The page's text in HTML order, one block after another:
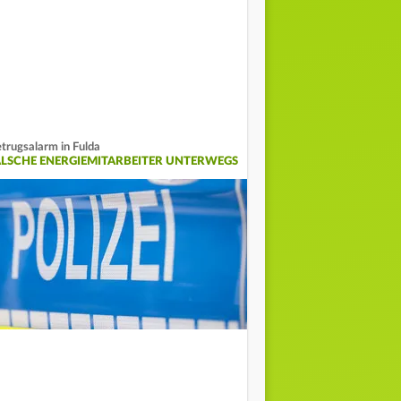
in Fulda
ENERGIEMITARBEITER UNTERWEGS